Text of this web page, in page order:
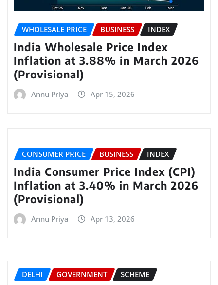
WHOLESALE PRICE BUSINESS INDEX
India Wholesale Price Index
Inflation at 3.88% in March 2026
(Provisional)
Annu Priya Apr 15, 2026
CONSUMER PRICE BUSINESS INDEX
India Consumer Price Index (CPI)
Inflation at 3.40% in March 2026
(Provisional)
Annu Priya Apr 13, 2026
DELHI GOVERNMENT SCHEME